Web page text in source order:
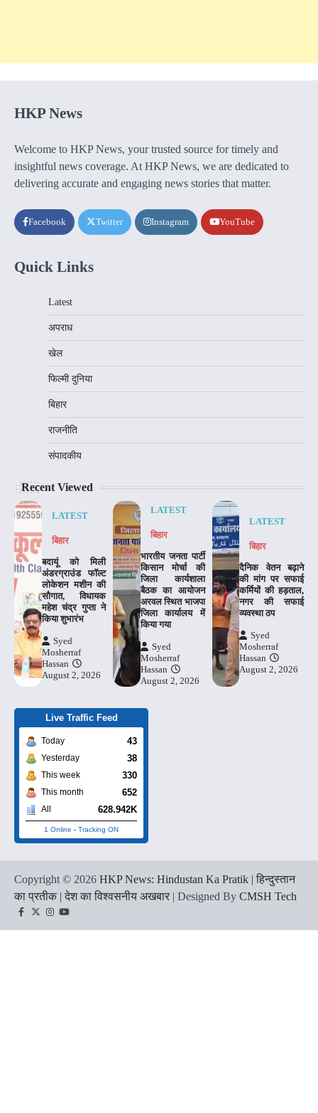
HKP News
Welcome to HKP News, your trusted source for timely and
insightful news coverage. At HKP News, we are dedicated to
delivering accurate and engaging news stories that matter.
Facebook Twitter Instagram YouTube
Quick Links
Latest
अपराध
खेल
फिल्मी दुनिया
बिहार
राजनीति
संपादकीय
Recent Viewed
LATEST
बिहार
बदायूं को मिली
अंडरग्राउंड फॉल्ट
लोकेशन मशीन की
सौगात, विधायक
महेश चंद्र गुप्ता ने
किया शुभारंभ
Syed
Mosherraf
Hassan
August 2, 2026
LATEST
बिहार
भारतीय जनता पार्टी
किसान मोर्चा की
जिला कार्यशाला
बैठक का आयोजन
अरवल स्थित भाजपा
जिला कार्यालय में
किया गया
Syed
Mosherraf
Hassan
August 2, 2026
LATEST
बिहार
दैनिक वेतन बढ़ाने
की मांग पर सफाई
कर्मियों की हड़ताल,
नगर की सफाई
व्यवस्था ठप
Syed
Mosherraf
Hassan
August 2, 2026
Live Traffic Feed
Today 43
Yesterday 38
This week 330
This month 652
All 628.942K
1 Online - Tracking ON
Copyright © 2026 HKP News: Hindustan Ka Pratik | हिन्दुस्तान
का प्रतीक | देश का विश्वसनीय अखबार | Designed By CMSH Tech
Facebook
TwitterInstagram
YouTube